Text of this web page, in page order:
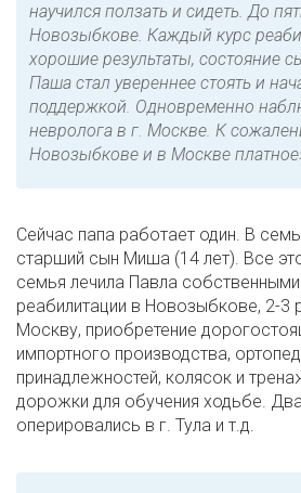
научился ползать и сидеть. До
Новозыбкове. Каждый курс
хорошие результаты, состояние
Паша стал увереннее стоять и
поддержкой. Одновременно
невролога в г. Москве. К
Новозыбкове и в Москве
Сейчас папа работает один. В
старший сын Миша (14 лет). Все
семья лечила Павла
реабилитации в Новозыбкове, 2-3
Москву, приобретение
импортного производства,
принадлежностей, колясок и
дорожки для обучения ходьбе.
оперировались в г. Тула и т.д.